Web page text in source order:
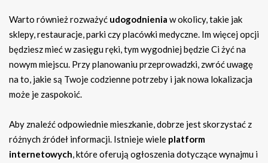
Warto również rozważyć udogodnienia w okolicy, takie jak
sklepy, restauracje, parki czy placówki medyczne. Im więcej opcji
będziesz mieć w zasięgu ręki, tym wygodniej będzie Ci żyć na
nowym miejscu. Przy planowaniu przeprowadzki, zwróć uwagę
na to, jakie są Twoje codzienne potrzeby i jak nowa lokalizacja
może je zaspokoić.
Aby znaleźć odpowiednie mieszkanie, dobrze jest skorzystać z
różnych źródeł informacji. Istnieje wiele platform
internetowych, które oferują ogłoszenia dotyczące wynajmu i